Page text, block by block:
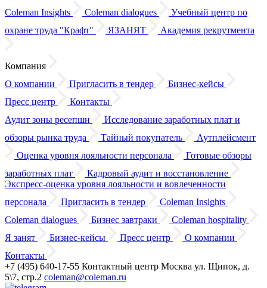
Coleman Insights
Coleman dialogues
Учебный центр по
охране труда "Крафт"
ЯЗАНЯТ Академия рекрутмента
Компания
О компании
Пригласить в тендер
Бизнес-кейсы
Пресс центр
Контакты
Аудит зоны ресепшн
Исследование заработных плат и
обзоры рынка труда Тайный покупатель
Аутплейсмент
Оценка уровня лояльности персонала
Готовые обзоры
заработных плат
Кадровый аудит и восстановление
Экспресс-оценка уровня лояльности и вовлеченности
персонала
Пригласить в тендер
Coleman Insights
Coleman dialogues
Бизнес завтраки
Coleman hospitality
Я занят
Бизнес-кейсы Пресс центр
О компании
Контакты
+7 (495) 640-17-55 Контактный центр Москва ул. Щипок, д.
5\7, стр.2 coleman@coleman.ru